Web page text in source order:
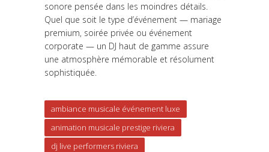
sonore pensée dans les moindres détails.
Quel que soit le type d’événement — mariage
premium, soirée privée ou événement
corporate — un DJ haut de gamme assure
une atmosphère mémorable et résolument
sophistiquée.
ambiance musicale événement luxe
animation musicale prestige riviera
dj live performers riviera